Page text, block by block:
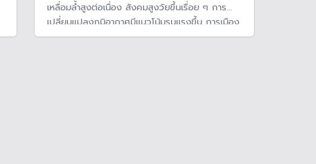
เหลื่อมล้ำสูงต่อเนื่อง สังคมสูงวัยขึ้นเรื่อย ๆ การ
เปลี่ยนแปลงภูมิอากาศมีแนวโน้มรุนแรงขึ้น การเมือง
ไม่แก้ปัญหาระยะยาว